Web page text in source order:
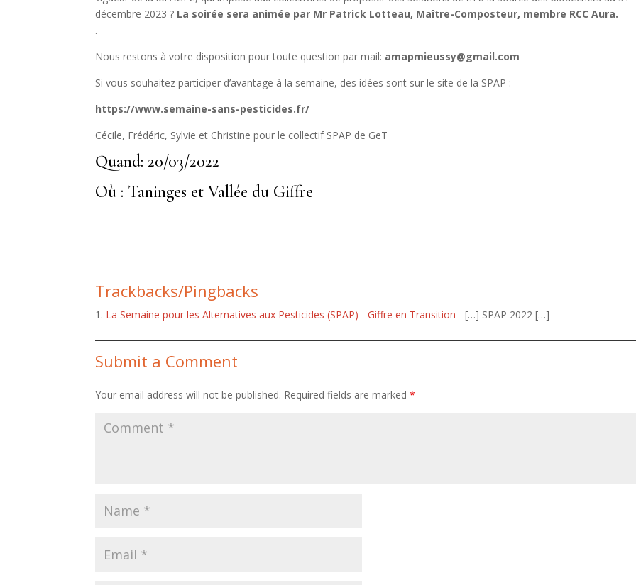
décembre 2023 ? La soirée sera animée par Mr Patrick Lotteau, Maître-Composteur, membre RCC Aura.
.
Nous restons à votre disposition pour toute question par mail: amapmieussy@gmail.com
Si vous souhaitez participer d’avantage à la semaine, des idées sont sur le site de la SPAP :
https://www.semaine-sans-pesticides.fr/
Cécile, Frédéric, Sylvie et Christine pour le collectif SPAP de GeT
Quand: 20/03/2022
Où : Taninges et Vallée du Giffre
Trackbacks/Pingbacks
La Semaine pour les Alternatives aux Pesticides (SPAP) - Giffre en Transition - […] SPAP 2022 […]
Submit a Comment
Your email address will not be published. Required fields are marked*